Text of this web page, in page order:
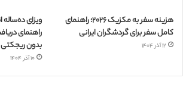
هزینه سفر به مکزیک ۲۰۲۶؛ راهنمای
کامل سفر برای گردشگران ایرانی
۱۲ آذر ۱۴۰۴
بدون ریجکتی
۱۰ آذر ۱۴۰۴